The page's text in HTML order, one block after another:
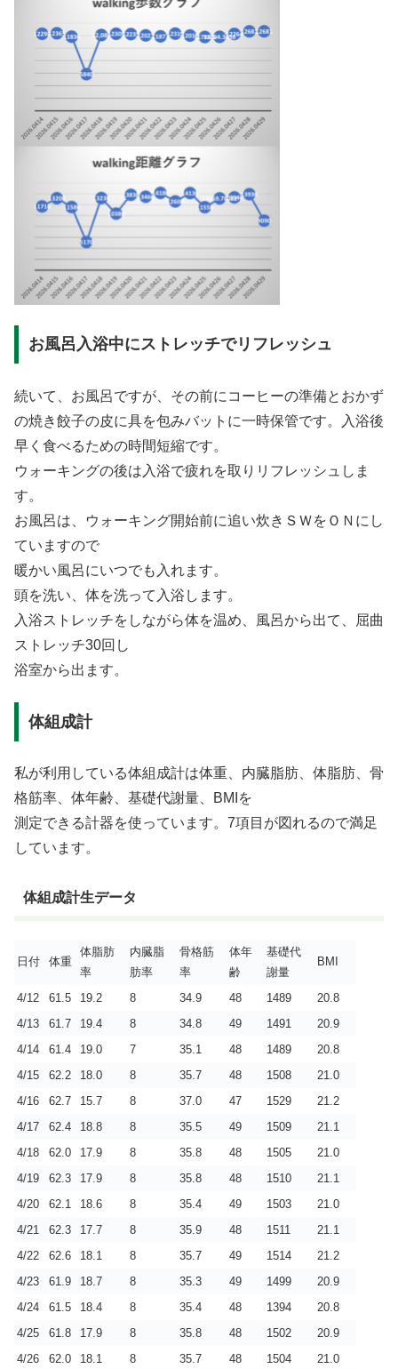
お風呂入浴中にストレッチでリフレッシュ
続いて、お風呂ですが、その前にコーヒーの準備とおかず
の焼き餃子の皮に具を包みバットに一時保管です。入浴後
早く食べるための時間短縮です。
ウォーキングの後は入浴で疲れを取りリフレッシュしま
す。
お風呂は、ウォーキング開始前に追い炊きＳＷをＯＮにし
ていますので
暖かい風呂にいつでも入れます。
頭を洗い、体を洗って入浴します。
入浴ストレッチをしながら体を温め、風呂から出て、屈曲
ストレッチ30回し
浴室から出ます。
体組成計
私が利用している体組成計は体重、内臓脂肪、体脂肪、骨
格筋率、体年齢、基礎代謝量、BMIを
測定できる計器を使っています。7項目が図れるので満足
しています。
体組成計生データ
日付 体重
体脂肪
率
内臓脂
肪率
骨格筋
率
体年
齢
基礎代
謝量
BMI
4/12 61.5 19.2 8 34.9 48 1489
20.8
4/13
61.7 19.4 8 34.8 49 1491
20.9
4/14
61.4 19.0 7 35.1 48 1489
20.8
4/15
62.2 18.0 8 35.7 48 1508
21.0
4/16
62.7 15.7 8 37.0 47 1529
21.2
4/17
62.4 18.8 8 35.5 49 1509
21.1
4/18
62.0 17.9 8 35.8 48 1505
21.0
4/19
62.3 17.9 8 35.8 48 1510
21.1
4/20
62.1 18.6 8 35.4 49 1503
21.0
4/21
62.3 17.7 8 35.9 48 1511
21.1
4/22
62.6 18.1 8 35.7 49 1514
21.2
4/23
61.9 18.7 8 35.3 49 1499
20.9
4/24
61.5 18.4 8 35.4 48 1394
20.8
4/25
61.8 17.9 8 35.8 48 1502
20.9
4/26
62.0 18.1 8 35.7 48 1504
21.0